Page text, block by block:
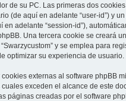
de su PC. Las primeras dos
(de aquí en adelante “user-id”) y
en adelante “session-id”),
Una tercera cookie se creará
y se emplea para
optimizar su experiencia de usuario.
externas al software phpBB
cuales exceden el alcance de este
páginas creadas por el software